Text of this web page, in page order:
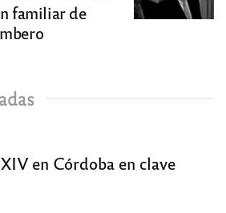
familiar de
en Córdoba en clave